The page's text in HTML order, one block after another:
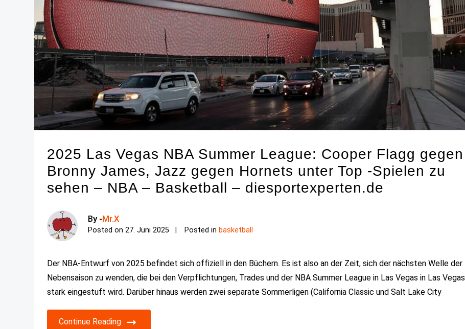
2025 Las Vegas NBA Summer League: Cooper Flagg gegen
Bronny James, Jazz gegen Hornets unter Top -Spielen zu
sehen – NBA – Basketball – diesportexperten.de
By -Mr.X
Posted on27. Juni 2025 Posted in basketball
Der NBA-Entwurf von 2025 befindet sich offiziell in den Büchern. Es ist also an der Zeit, sich der nächsten Welle der
Nebensaison zu wenden, die bei den Verpflichtungen, Trades und der NBA Summer League in Las Vegas in Las Vegas
stark eingestuft wird. Darüber hinaus werden zwei separate Sommerligen (California Classic und Salt Lake City
Continue Reading